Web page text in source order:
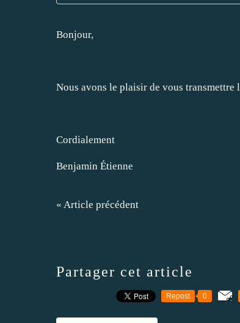
Bonjour,
Nous avons le plaisir de vous
Cordialement
Benjamin Étienne
« Article précédent
Partager cet article
Repost 0